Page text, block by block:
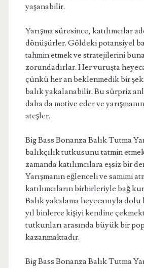
yaşanabilir.
Yarışma süresince, katılımcılar
dönüşürler. Göldeki potansiyel
tahmin etmek ve stratejilerini
zorundadırlar. Her vuruşta
çünkü her an beklenmedik bir
balık yakalanabilir. Bu sürpriz
daha da motive eder ve
ateşler.
Big Bass Bonanza Balık Tutma
balıkçılık tutkusunu tatmin
zamanda katılımcılara eşsiz bir
Yarışmanın eğlenceli ve samimi
katılımcıların birbirleriyle bağ
Balık yakalama heyecanıyla
yıl binlerce kişiyi kendine
tutkunları arasında büyük bir
kazanmaktadır.
Big Bass Bonanza Balık Tutma